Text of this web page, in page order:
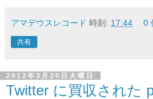
アマデウスレコード 時刻: 17:44 0
共有
2012年3月20日火曜日
Twitter に買収された